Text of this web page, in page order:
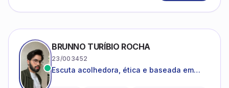
BRUNNO TURÍBIO ROCHA
23/003452
Escuta acolhedora, ética e baseada em